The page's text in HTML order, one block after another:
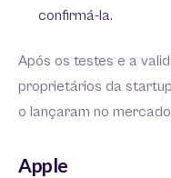
confirmá-la.
Após os testes e a
proprietários da
o lançaram no
Apple